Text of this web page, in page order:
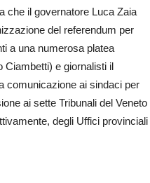
che il governatore Luca Zaia
del referendum per
a una numerosa platea
Ciambetti) e giornalisti il
comunicazione ai sindaci per
ai sette Tribunali del Veneto
degli Uffici provinciali